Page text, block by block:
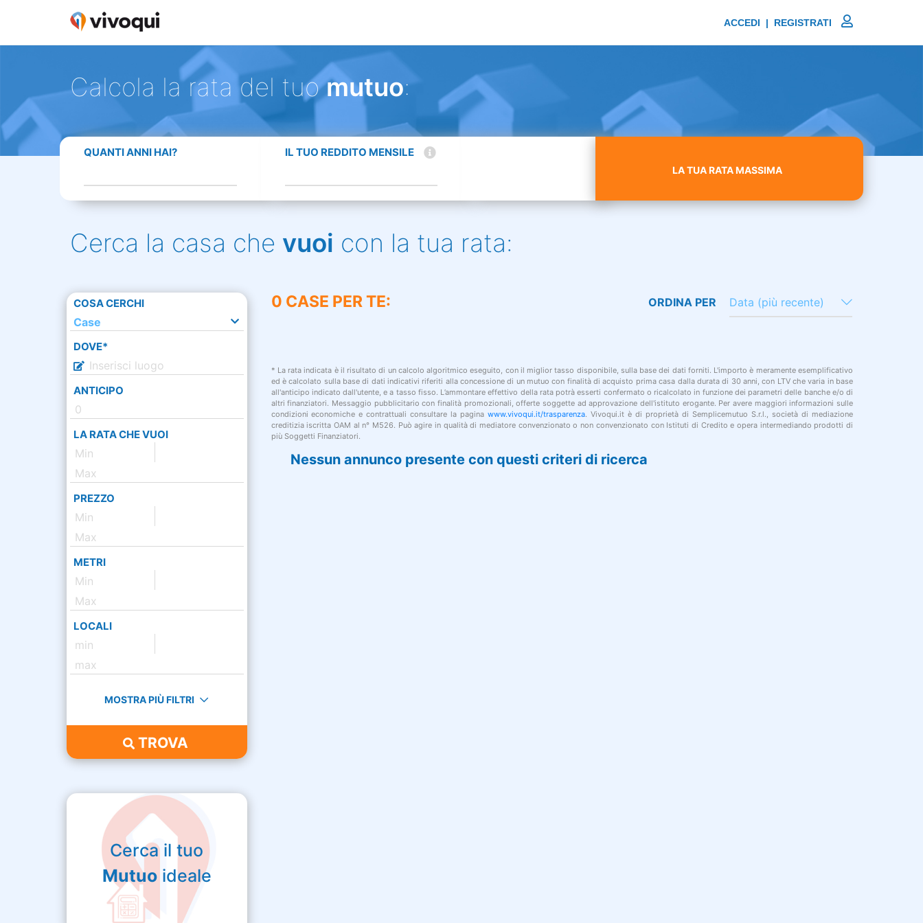
ACCEDI | REGISTRATI
Calcola la rata del tuomutuo:
QUANTI ANNI HAI? IL TUO REDDITO MENSILE
LA TUA RATA MASSIMA
Cerca la casa che vuoi con la tua rata:
Nessun annunco presente con questi criteri di ricerca
COSA CERCHI
Case
DOVE*
ANTICIPO
LA RATA CHE VUOI
PREZZO
METRI
LOCALI
MOSTRA PIÙ FILTRI
TROVA
Cerca il tuo
Mutuoideale
0 CASE PER TE: ORDINA PER Data (più recente)
* La rata indicata è il risultato di un calcolo algoritmico eseguito, con il miglior tasso disponibile, sulla base dei dati forniti. L'importo è meramente esemplificativo
ed è calcolato sulla base di dati indicativi riferiti alla concessione di un mutuo con finalità di acquisto prima casa dalla durata di 30 anni, con LTV che varia in base
all'anticipo indicato dall'utente, e a tasso fisso. L’ammontare effettivo della rata potrà esserti confermato o ricalcolato in funzione dei parametri delle banche e/o di
altri finanziatori. Messaggio pubblicitario con finalità promozionali, offerte soggette ad approvazione dell'istituto erogante. Per avere maggiori informazioni sulle
condizioni economiche e contrattuali consultare la paginawww.vivoqui.it/trasparenza. Vivoqui.it è di proprietà di Semplicemutuo S.r.l., società di mediazione
creditizia iscritta OAM al n° M526. Può agire in qualità di mediatore convenzionato o non convenzionato con Istituti di Credito e opera intermediando prodotti di
più Soggetti Finanziatori.